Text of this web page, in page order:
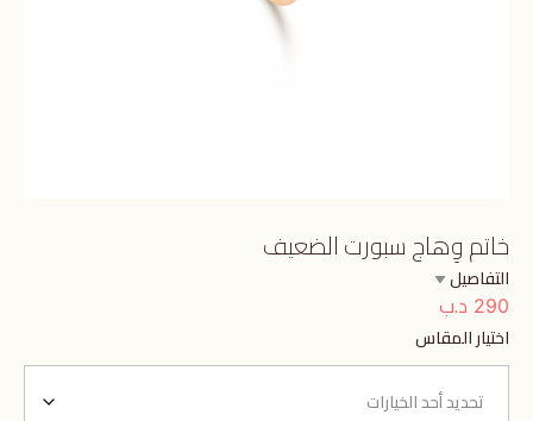
خاتم وِهاج سبورت الضعيف
التفاصيل
290 د.ب
اختيار المقاس